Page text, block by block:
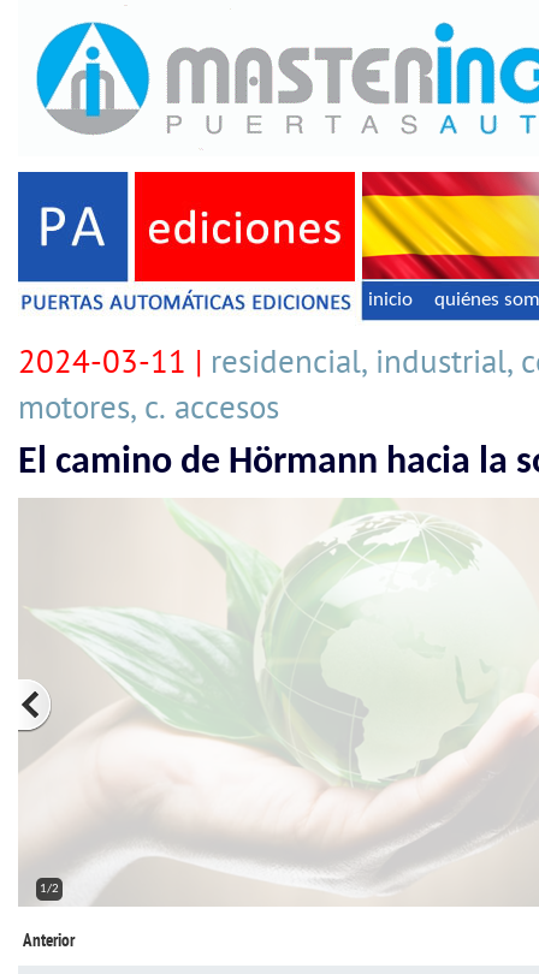
inicio quiénes
2024-03-11 | residencial, industrial,
motores, c. accesos
El camino de Hörmann hacia la
2/2
Anterior